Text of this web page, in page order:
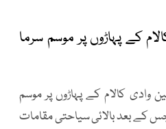
کے پہاڑوں پر موسم سرما
کالام کے پہاڑوں پر موسم
کے بعد بالائی سیاحتی مقامات